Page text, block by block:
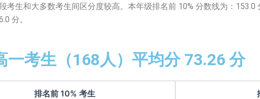
生和大多数考生间区分度较高。本年级排名前 10% 分数线为：153.0
分。
一考生（168人）平均分 73.26 分
排名前 10% 考生